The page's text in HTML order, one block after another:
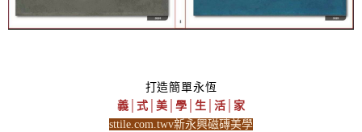
打造簡單永恆
義│式│美│學│生│活│家
sttile.com.twv新永興磁磚美學